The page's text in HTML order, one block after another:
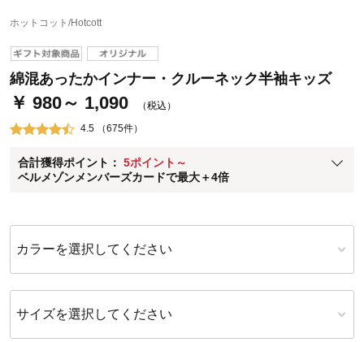
ホットコット/Hotcott
綿混あったかインナー・クルーネック半袖キッズ
￥ 980～ 1,090 （税込）
4.5 （675件）
合計獲得ポイント： 5ポイント～
ベルメゾンメンバーズカードで最大＋4倍
ベルメゾン・ポイントについて
通常商品送料無料 返品引取無料（JCBのみ）
即時入会なら更に500円OFFクーポンプレゼント
※メンバーズカードの加算ポイントはステージ倍率適用前の基本ポイント
に対して適用されます。
カラーを選択してください
サイズを選択してください